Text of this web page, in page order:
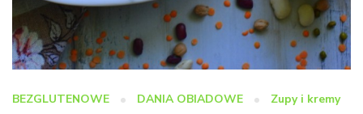
BEZGLUTENOWE DANIA OBIADOWE Zupy i kremy